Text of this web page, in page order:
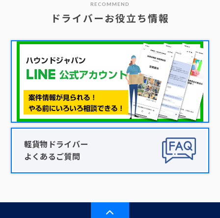
RECOMMEND
ドライバーお役立ち情報
軽貨物ドライバー
よくあるご質問